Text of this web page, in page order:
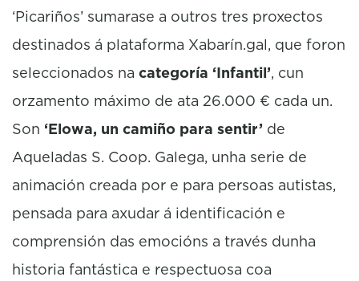
‘Picariños’ sumarase a outros tres proxectos
destinados á plataforma Xabarín.gal, que foron
seleccionados na categoría ‘Infantil’, cun
orzamento máximo de ata 26.000 € cada un.
Son ‘Elowa, un camiño para sentir’ de
Aqueladas S. Coop. Galega, unha serie de
animación creada por e para persoas autistas,
pensada para axudar á identificación e
comprensión das emocións a través dunha
historia fantástica e respectuosa coa